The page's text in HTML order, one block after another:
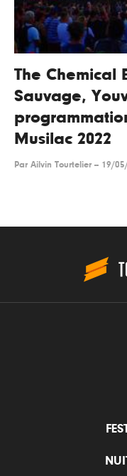
The Chemical
Sauvage,
Musilac 2022
Par Ailvin Tourtelier -- 19/